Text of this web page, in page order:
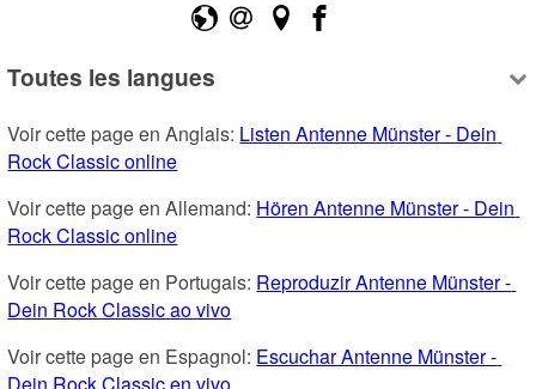
Toutes les langues
Voir cette page en Anglais: Listen Antenne Münster - Dein
Rock Classic online
Voir cette page en Allemand: Hören Antenne Münster - Dein
Rock Classic online
Voir cette page en Portugais: Reproduzir Antenne Münster -
Dein Rock Classic ao vivo
Voir cette page en Espagnol: Escuchar Antenne Münster -
Dein Rock Classic en vivo